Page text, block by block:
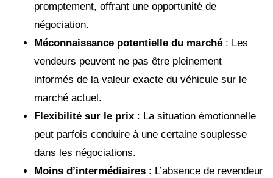
promptement, offrant une opportunité de
négociation.
Méconnaissance potentielle du marché : Les
vendeurs peuvent ne pas être pleinement
informés de la valeur exacte du véhicule sur le
marché actuel.
Flexibilité sur le prix : La situation émotionnelle
peut parfois conduire à une certaine souplesse
dans les négociations.
Moins d’intermédiaires : L’absence de revendeur